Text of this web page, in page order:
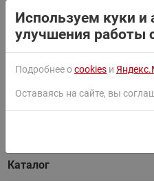
2D Чертеж
3D Модель
Каталог
Используем куки и
улучшения работы
Подробнее оcookies и
Оставаясь на сайте, вы